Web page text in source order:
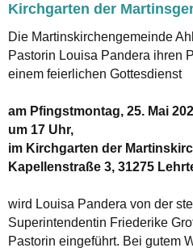
Kirchgarten der
Die Martinskirchengemeinde
Pastorin Louisa Pandera ihren
einem feierlichen Gottesdienst
am Pfingstmontag, 25. Mai
um 17 Uhr,
im Kirchgarten der
Kapellenstraße 3, 31275
wird Louisa Pandera von der
Superintendentin Friederike
Pastorin eingeführt. Bei gutem